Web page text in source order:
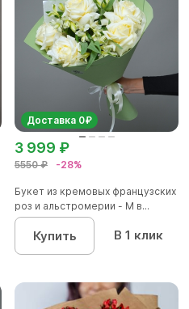
Доставка 0₽
5550 ₽ -28%
3 999 ₽
Букет из кремовых французских
роз и альстромерии - М в...
Купить В 1 клик